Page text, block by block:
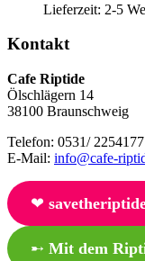
Lieferzeit: 2-5
Kontakt
Cafe Riptide
Ölschlägern 14
38100 Braunschweig
Telefon: 0531/ 2254177
E-Mail: info@cafe-
❤︎
➸ Mit dem